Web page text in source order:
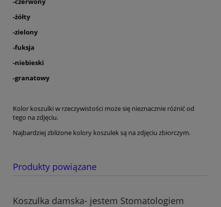
-żółty
-zielony
-fuksja
-niebieski
-granatowy
Kolor koszulki w rzeczywistości może się nieznacznie różnić od
tego na zdjęciu.
Najbardziej zbliżone kolory koszulek są na zdjęciu zbiorczym.
Produkty powiązane
Koszulka damska- jestem Stomatologiem